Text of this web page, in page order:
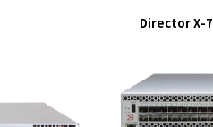
Director X-7